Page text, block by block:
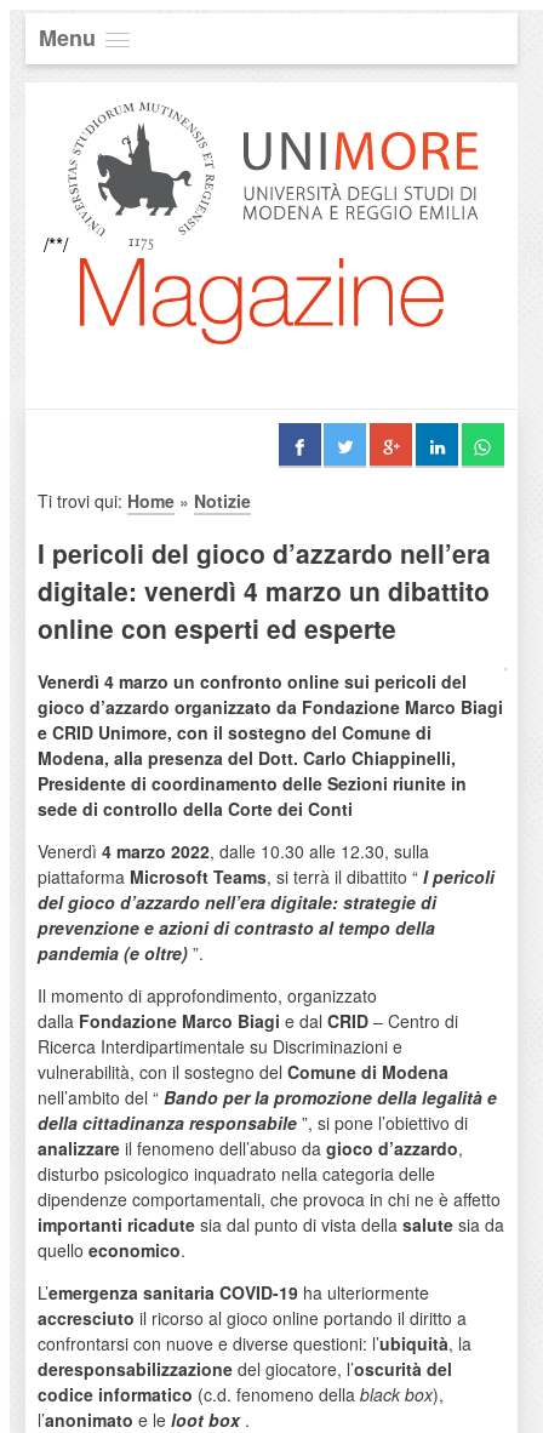
Menu
/**/
Ti trovi qui: Home» Notizie
I pericoli del gioco d’azzardo nell’era
digitale: venerdì 4 marzo un dibattito
online con esperti ed esperte
Venerdì 4 marzo un confronto online sui pericoli del
gioco d’azzardo organizzato da Fondazione Marco Biagi
e CRID Unimore, con il sostegno del Comune di
Modena, alla presenza del Dott. Carlo Chiappinelli,
Presidente di coordinamento delle Sezioni riunite in
sede di controllo della Corte dei Conti
Venerdì 4 marzo 2022, dalle 10.30 alle 12.30, sulla
piattaforma Microsoft Teams, si terrà il dibattito “ I pericoli
del gioco d’azzardo nell’era digitale: strategie di
prevenzione e azioni di contrasto al tempo della
pandemia (e oltre) ”.
Il momento di approfondimento, organizzato
dalla Fondazione Marco Biagi e dal CRID – Centro di
Ricerca Interdipartimentale su Discriminazioni e
vulnerabilità, con il sostegno del Comune di Modena
nell’ambito del “ Bando per la promozione della legalità e
della cittadinanza responsabile ”, si pone l’obiettivo di
analizzareil fenomeno dell’abuso da gioco d’azzardo,
disturbo psicologico inquadrato nella categoria delle
dipendenze comportamentali, che provoca in chi ne è affetto
importanti ricadutesia dal punto di vista della salutesia da
quello economico.
L’emergenza sanitaria COVID-19 ha ulteriormente
accresciuto il ricorso al gioco online portando il diritto a
confrontarsi con nuove e diverse questioni: l’ubiquità, la
deresponsabilizzazionedel giocatore, l’oscurità del
codice informatico (c.d. fenomeno della black box),
l’anonimato e le loot box .